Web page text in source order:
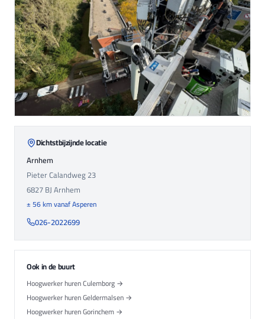
Dichtstbijzijnde locatie
Arnhem
Pieter Calandweg 23
6827 BJArnhem
± 56 km vanaf Asperen
026-2022699
Ook in de buurt
Hoogwerker huren Culemborg →
Hoogwerker huren Geldermalsen →
Hoogwerker huren Gorinchem →